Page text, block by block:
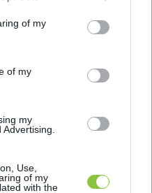
You may click to
and its third-party tags to
purposes in below Google
of my
of my
my
Use,
of my
with the
megy neki, ezt mind
egy kis pénzt azért,
is adni. […]
afelől kétség ne